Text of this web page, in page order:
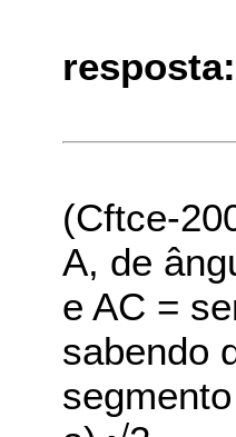
resposta:
(Cftce-
A, de
e AC =
sabendo